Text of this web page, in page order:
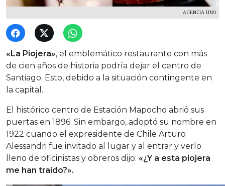
AGENCIA UNO
«La Piojera», el emblemático restaurante con más
de cien años de historia podría dejar el centro de
Santiago. Esto, debido a la situación contingente en
la capital.
El histórico centro de Estación Mapocho abrió sus
puertas en 1896. Sin embargo, adoptó su nombre en
1922 cuando el expresidente de Chile Arturo
Alessandri fue invitado al lugar y al entrar y verlo
lleno de oficinistas y obreros dijo: «¿Y a esta piojera
me han traído?».